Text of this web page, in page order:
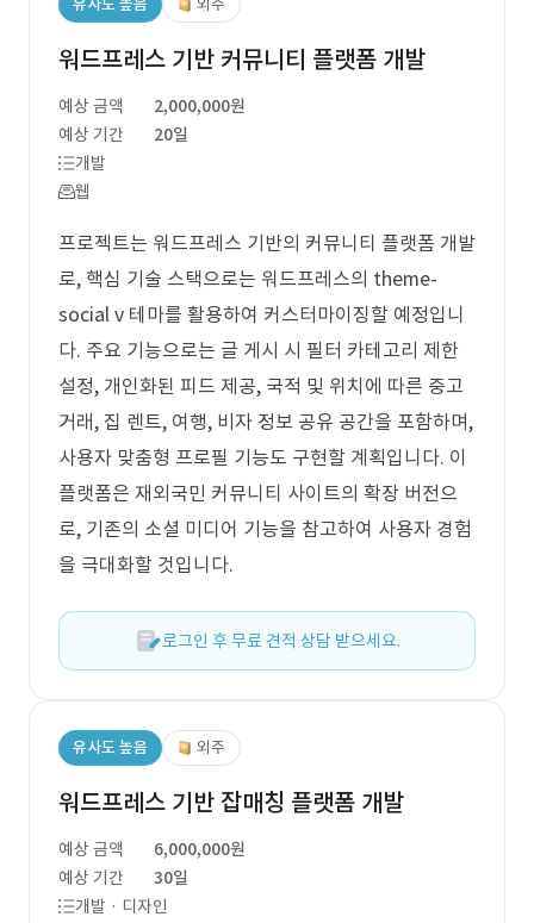
유사도 높음 외주
워드프레스 기반 커뮤니티 플랫폼 개발
예상 금액
2,000,000원
예상 기간
20일
개발
웹
프로젝트는 워드프레스 기반의 커뮤니티 플랫폼 개발
로, 핵심 기술 스택으로는 워드프레스의 theme-
social v 테마를 활용하여 커스터마이징할 예정입니
다. 주요 기능으로는 글 게시 시 필터 카테고리 제한
설정, 개인화된 피드 제공, 국적 및 위치에 따른 중고
거래, 집 렌트, 여행, 비자 정보 공유 공간을 포함하며,
사용자 맞춤형 프로필 기능도 구현할 계획입니다. 이
플랫폼은 재외국민 커뮤니티 사이트의 확장 버전으
로, 기존의 소셜 미디어 기능을 참고하여 사용자 경험
을 극대화할 것입니다.
로그인 후 무료 견적 상담 받으세요.
유사도 높음 외주
워드프레스 기반 잡매칭 플랫폼 개발
예상 금액
6,000,000원
예상 기간
30일
개발 · 디자인